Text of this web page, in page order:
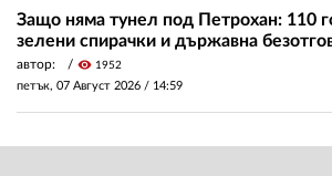
Защо няма тунел под Петрохан: 110
зелени спирачки и държавна
автор: visibility 1952
петък, 07 Август 2026 / 14:59